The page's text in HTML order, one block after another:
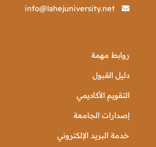
info@lahejuniversity.net
روابط مهمة
دليل القبول
التقويم الأكاديمي
إصدارات الجامعة
خدمة البريد الإلكتروني